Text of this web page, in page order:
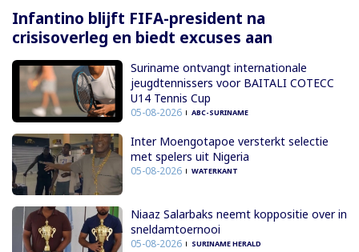
Infantino blijft FIFA-president na
crisisoverleg en biedt excuses aan
Suriname ontvangt internationale
jeugdtennissers voor BAITALI COTECC
U14 Tennis Cup
05-08-2026 ABC-SURINAME
Inter Moengotapoe versterkt selectie
met spelers uit Nigeria
05-08-2026 WATERKANT
Niaaz Salarbaks neemt koppositie over in
sneldamtoernooi
05-08-2026 SURINAME HERALD